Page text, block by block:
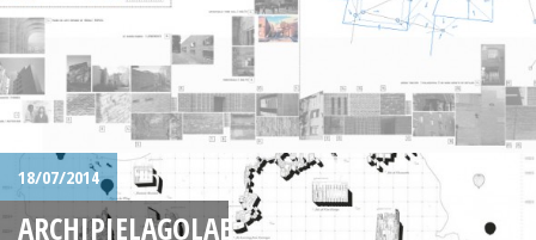
18/07/2014
ARCHIPIELAGOLAB: